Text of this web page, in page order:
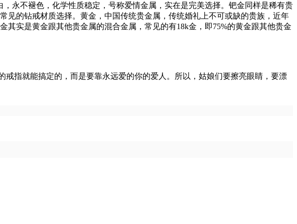
不褪色，化学性质稳定，号称爱情金属，实在是完美选择。钯金同样是稀有贵
的钻戒材质选择。黄金，中国传统贵金属，传统婚礼上不可或缺的贵族，近年
实是黄金跟其他贵金属的混合金属，常见的有18k金，即75%的黄金跟其他贵金
指就能搞定的，而是要靠永远爱的你的爱人。所以，姑娘们要擦亮眼睛，要漂